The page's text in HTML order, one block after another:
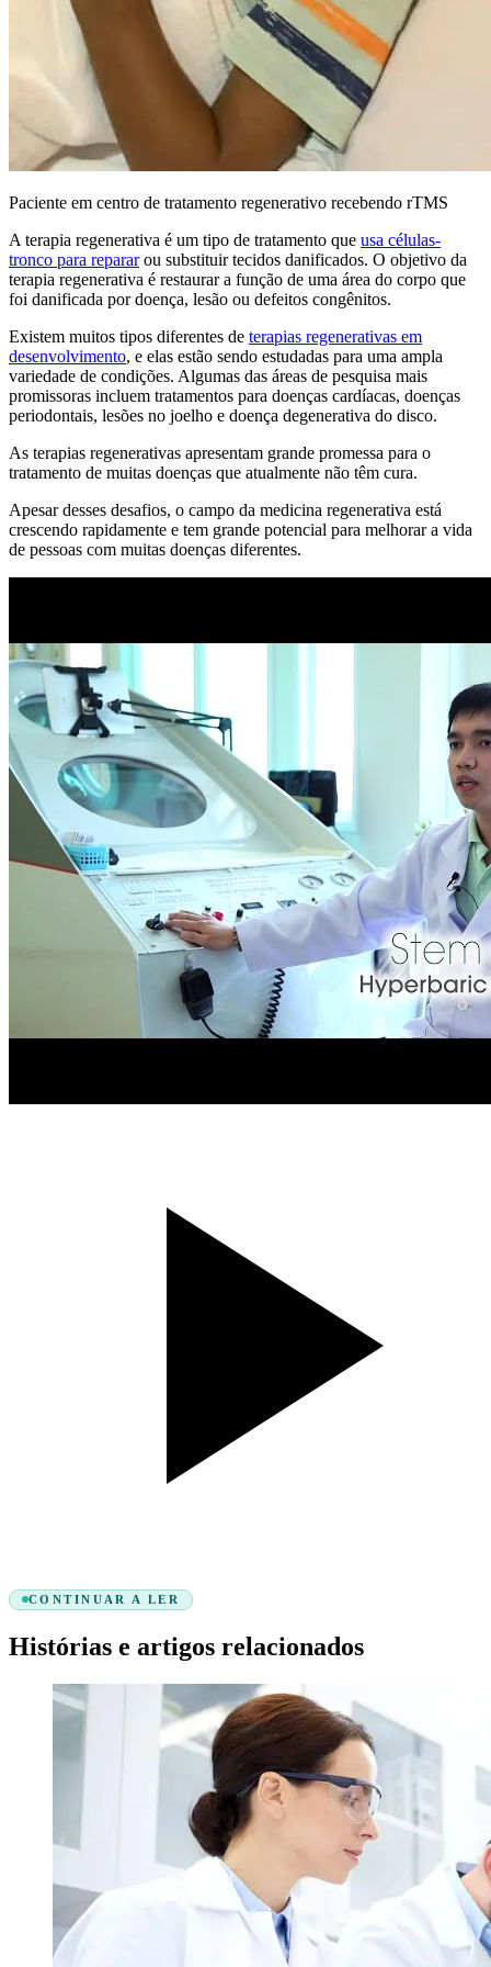
Paciente em centro de tratamento regenerativo recebendo rTMS
A terapia regenerativa é um tipo de tratamento que usa células-
tronco para repararou substituir tecidos danificados. O objetivo da
terapia regenerativa é restaurar a função de uma área do corpo que
foi danificada por doença, lesão ou defeitos congênitos.
Existem muitos tipos diferentes de terapias regenerativas em
desenvolvimento, e elas estão sendo estudadas para uma ampla
variedade de condições. Algumas das áreas de pesquisa mais
promissoras incluem tratamentos para doenças cardíacas, doenças
periodontais, lesões no joelho e doença degenerativa do disco.
As terapias regenerativas apresentam grande promessa para o
tratamento de muitas doenças que atualmente não têm cura.
Apesar desses desafios, o campo da medicina regenerativa está
crescendo rapidamente e tem grande potencial para melhorar a vida
de pessoas com muitas doenças diferentes.
CONTINUAR A LER
Histórias e artigos relacionados